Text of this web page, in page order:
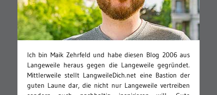
Ich bin Maik Zehrfeld und habe diesen Blog 2006 aus
Langeweile heraus gegen die Langeweile gegründet.
Mittlerweile stellt LangweileDich.net eine Bastion der
guten Laune dar, die nicht nur Langeweile vertreiben